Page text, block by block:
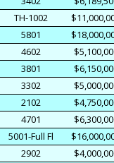
TH-1002
5801
4602
3801
3302
2102
4701
5001-Full Fl
2902